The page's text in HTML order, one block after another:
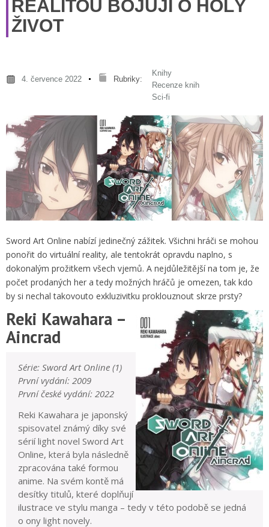
REALITOU BOJUJÍ O HOLÝ
ŽIVOT
4. července 2022 Rubriky:
Knihy
Recenze knih
Sci-fi
Sword Art Online nabízí jedinečný zážitek. Všichni hráči se mohou
ponořit do virtuální reality, ale tentokrát opravdu naplno, s
dokonalým prožitkem všech vjemů. A nejdůležitější na tom je, že
počet prodaných her a tedy možných hráčů je omezen, tak kdo
by si nechal takovouto exkluzivitku proklouznout skrze prsty?
Reki Kawahara –
Aincrad
Série: Sword Art Online (1)
První vydání: 2009
První české vydání: 2022
Reki Kawahara je japonský
spisovatel známý díky své
sérií light novel Sword Art
Online, která byla následně
zpracována také formou
anime. Na svém kontě má
desítky titulů, které doplňují
ilustrace ve stylu manga – tedy v této podobě se jedná
o ony light novely.